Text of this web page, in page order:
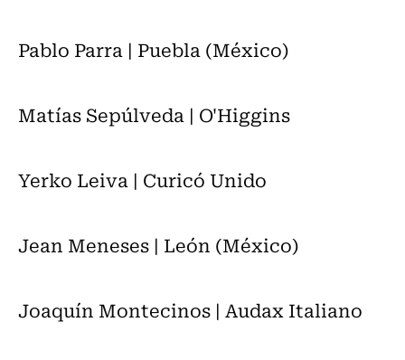
Pablo Parra | Puebla (México)
Matías Sepúlveda | O'Higgins
Yerko Leiva | Curicó Unido
Jean Meneses | León (México)
Joaquín Montecinos | Audax Italiano